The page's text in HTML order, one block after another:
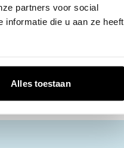
partners voor social
informatie die u aan ze heeft
Alles toestaan